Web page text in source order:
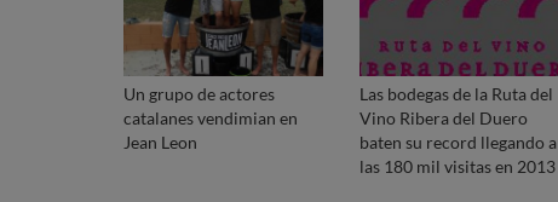
Un grupo de actores
catalanes vendimian en
Jean Leon
Las bodegas de la Ruta del
Vino Ribera del Duero
baten su record llegando a
las 180 mil visitas en 2013